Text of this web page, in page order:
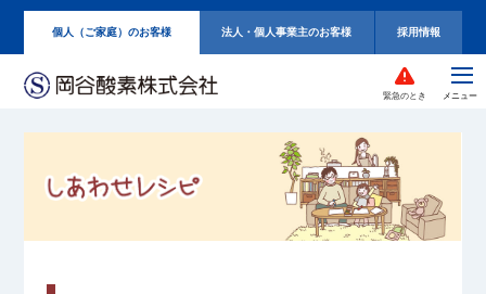
個人（ご家庭）のお客様 法人・個人事業主のお客様 採用情報
緊急のとき